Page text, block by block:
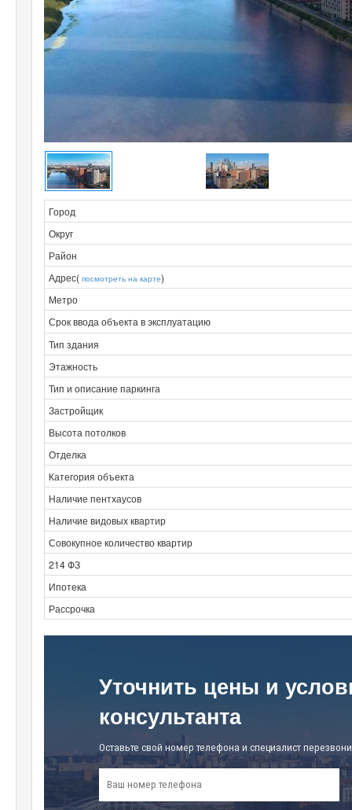
Город
Округ
Район
Адрес( посмотреть на карте)
Метро
Срок ввода объекта в эксплуатацию
Тип здания
Этажность
Тип и описание паркинга
Застройщик
Высота потолков
Отделка
Категория объекта
Наличие пентхаусов
Наличие видовых квартир
Совокупное количество квартир
214 ФЗ
Ипотека
Рассрочка
Уточнить цены и
консультанта
Оставьте свой номер телефона и специалист